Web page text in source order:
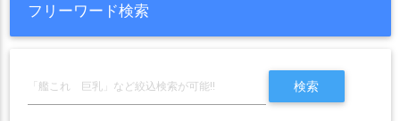
フリーワード検索